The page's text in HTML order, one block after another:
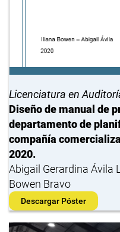
Licenciatura en
Diseño de manual de
departamento de
compañía
2020.
Abigail Gerardina Ávila
Bowen Bravo
Descargar Póster